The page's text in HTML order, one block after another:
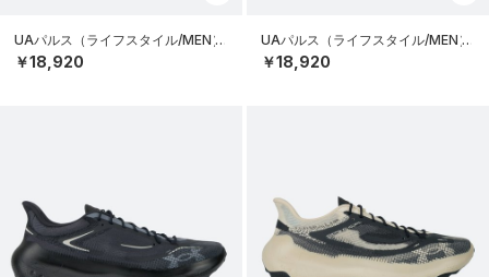
UAパルス（ライフスタイル/MEN）
￥18,920
UAパルス（ライフスタイル/MEN）
￥18,920